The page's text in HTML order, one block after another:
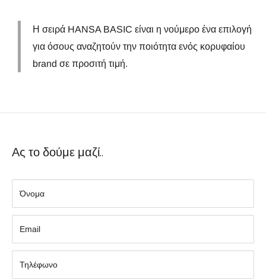
Η σειρά HANSA BASIC είναι η νούμερο ένα επιλογή
για όσους αναζητούν την ποιότητα ενός κορυφαίου
brand σε προσιτή τιμή.
Ας το δούμε μαζί..
Όνομα
Εmail
Τηλέφωνο